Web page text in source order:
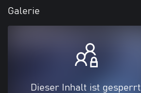
Galerie
Dieser Inhalt ist gesperrt